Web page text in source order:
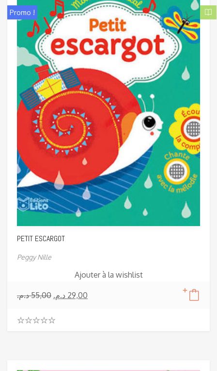
Promo !
PETIT ESCARGOT
Peggy Nille
Ajouter à la wishlist
55,00 د.م. 29,00 د.م.